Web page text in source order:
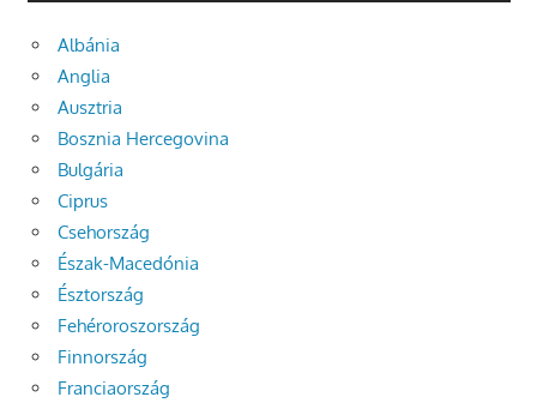
Albánia
Anglia
Ausztria
Bosznia Hercegovina
Bulgária
Ciprus
Csehország
Észak-Macedónia
Észtország
Fehéroroszország
Finnország
Franciaország